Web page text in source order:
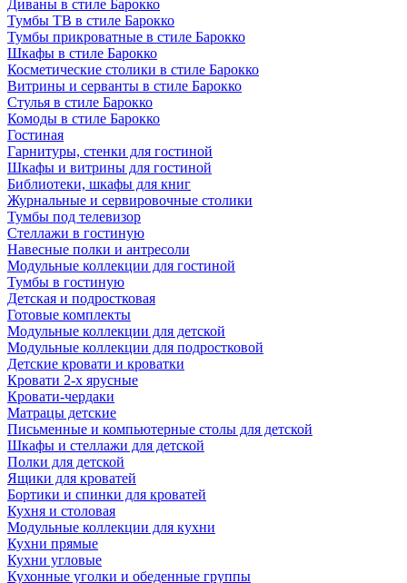
Диваны в стиле Барокко
Тумбы ТВ в стиле Барокко
Тумбы прикроватные в стиле Барокко
Шкафы в стиле Барокко
Косметические столики в стиле Барокко
Витрины и серванты в стиле Барокко
Стулья в стиле Барокко
Комоды в стиле Барокко
Гостиная
Гарнитуры, стенки для гостиной
Шкафы и витрины для гостиной
Библиотеки, шкафы для книг
Журнальные и сервировочные столики
Тумбы под телевизор
Стеллажи в гостиную
Навесные полки и антресоли
Модульные коллекции для гостиной
Тумбы в гостиную
Детская и подростковая
Готовые комплекты
Модульные коллекции для детской
Модульные коллекции для подростковой
Детские кровати и кроватки
Кровати 2-х ярусные
Кровати-чердаки
Матрацы детские
Письменные и компьютерные столы для детской
Шкафы и стеллажи для детской
Полки для детской
Ящики для кроватей
Бортики и спинки для кроватей
Кухня и столовая
Модульные коллекции для кухни
Кухни прямые
Кухни угловые
Кухонные уголки и обеденные группы